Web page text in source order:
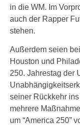
in die WM. Im
auch der Rapper
stehen.
Außerdem seien
Houston und
250. Jahrestag der
seiner Rückkehr
mehrere
um “America 250”